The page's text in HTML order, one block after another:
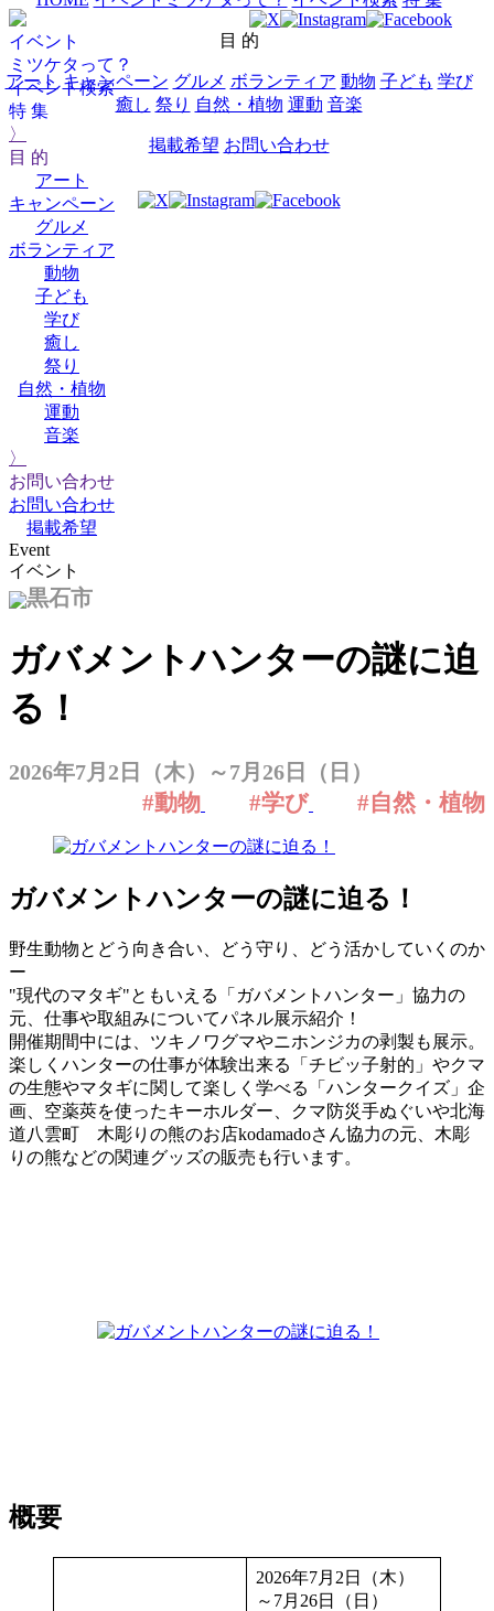
イベント
ミツケタって？
イベント検索
特 集
〉
目 的
アート
キャンペーン
グルメ
ボランティア
動物
子ども
学び
癒し
祭り
自然・植物
運動
音楽
〉
お問い合わせ
お問い合わせ
掲載希望
目 的
アート キャンペーン グルメ ボランティア 動物 子ども 学び
癒し 祭り 自然・植物 運動 音楽
掲載希望 お問い合わせ
Event
イベント
黒石市
ガバメントハンターの謎に迫
る！
2026年7月2日（木）～7月26日（日）
#動物 #学び #自然・植物
ガバメントハンターの謎に迫る！
野生動物とどう向き合い、どう守り、どう活かしていくのか
ー
"現代のマタギ"ともいえる「ガバメントハンター」協力の
元、仕事や取組みについてパネル展示紹介！
開催期間中には、ツキノワグマやニホンジカの剥製も展示。
楽しくハンターの仕事が体験出来る「チビッ子射的」やクマ
の生態やマタギに関して楽しく学べる「ハンタークイズ」企
画、空薬莢を使ったキーホルダー、クマ防災手ぬぐいや北海
道八雲町 木彫りの熊のお店kodamadoさん協力の元、木彫
りの熊などの関連グッズの販売も行います。
概要
2026年7月2日（木）
～7月26日（日）